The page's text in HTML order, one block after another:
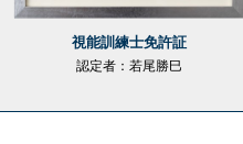
視能訓練士免許証
認定者：若尾勝巳